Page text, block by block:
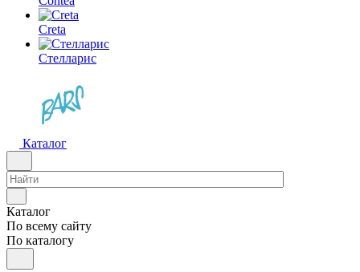
Creta
Стелларис
Каталог
Каталог
По всему сайту
По каталогу